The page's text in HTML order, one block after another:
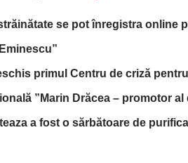
se pot înregistra online
primul Centru de criză
”Marin Drăcea – promotor
a fost o sărbătoare de